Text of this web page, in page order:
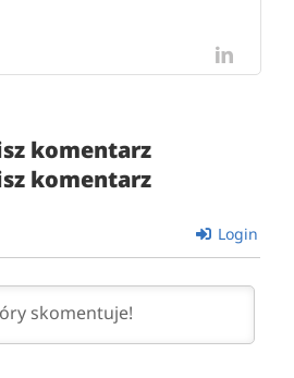
LinkedIn
komentarz
komentarz
Login